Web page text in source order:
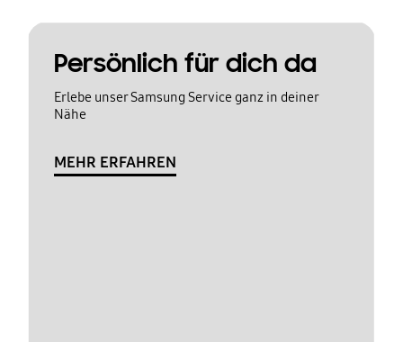
Persönlich für dich da
Erlebe unser Samsung Service ganz in deiner
Nähe
MEHR ERFAHREN